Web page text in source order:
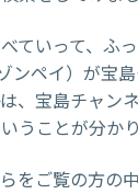
ていって、ふっ
ンペイ）が宝
、宝島チャン
うことが分か
をご覧の方の中